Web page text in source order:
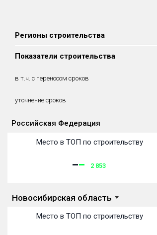
Регионы строительства
Показатели строительства
в т.ч. с переносом сроков
уточнение сроков
Сдано в 2018
0 м²
Сдано в 2019
0 м²
Российская Федерация
Место в ТОП по строительству
2 853
Новосибирская область
Место в ТОП по строительству